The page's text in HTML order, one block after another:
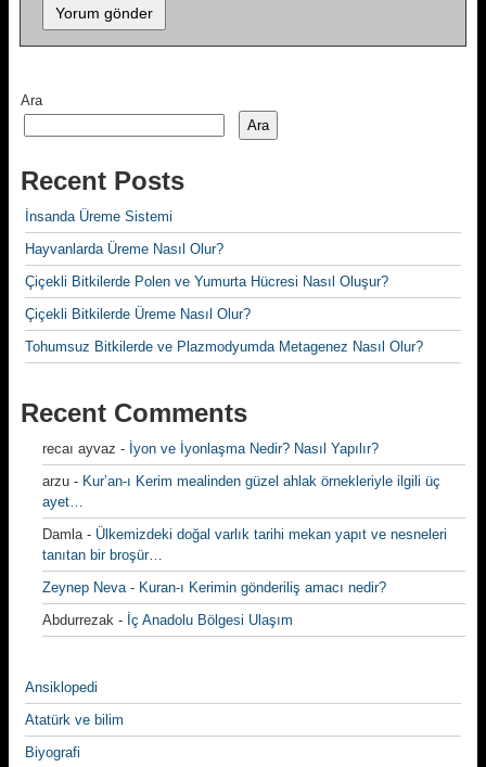
Ara
Ara
Recent Posts
İnsanda Üreme Sistemi
Hayvanlarda Üreme Nasıl Olur?
Çiçekli Bitkilerde Polen ve Yumurta Hücresi Nasıl Oluşur?
Çiçekli Bitkilerde Üreme Nasıl Olur?
Tohumsuz Bitkilerde ve Plazmodyumda Metagenez Nasıl Olur?
Recent Comments
recaı ayvaz - İyon ve İyonlaşma Nedir? Nasıl Yapılır?
arzu - Kur’an-ı Kerim mealinden güzel ahlak örnekleriyle ilgili üç
ayet…
Damla- Ülkemizdeki doğal varlık tarihi mekan yapıt ve nesneleri
tanıtan bir broşür…
Zeynep Neva- Kuran-ı Kerimin gönderiliş amacı nedir?
Abdurrezak - İç Anadolu Bölgesi Ulaşım
Ansiklopedi
Atatürk ve bilim
Biyografi